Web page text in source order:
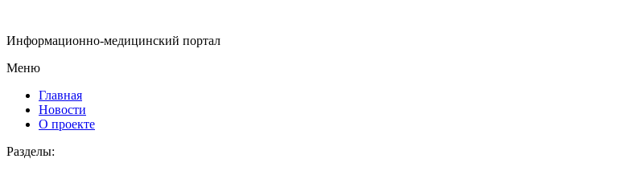
Информационно-медицинский портал
Меню
Главная
Новости
О проекте
Разделы: